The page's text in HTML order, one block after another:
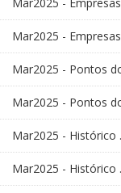
Mar2025 -
Mar2025 - Pontos
Mar2025 - Pontos
Mar2025 - Histórico
Mar2025 - Histórico